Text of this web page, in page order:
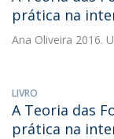
prática na
Ana Oliveira 2016.
LIVRO
A Teoria das
prática na